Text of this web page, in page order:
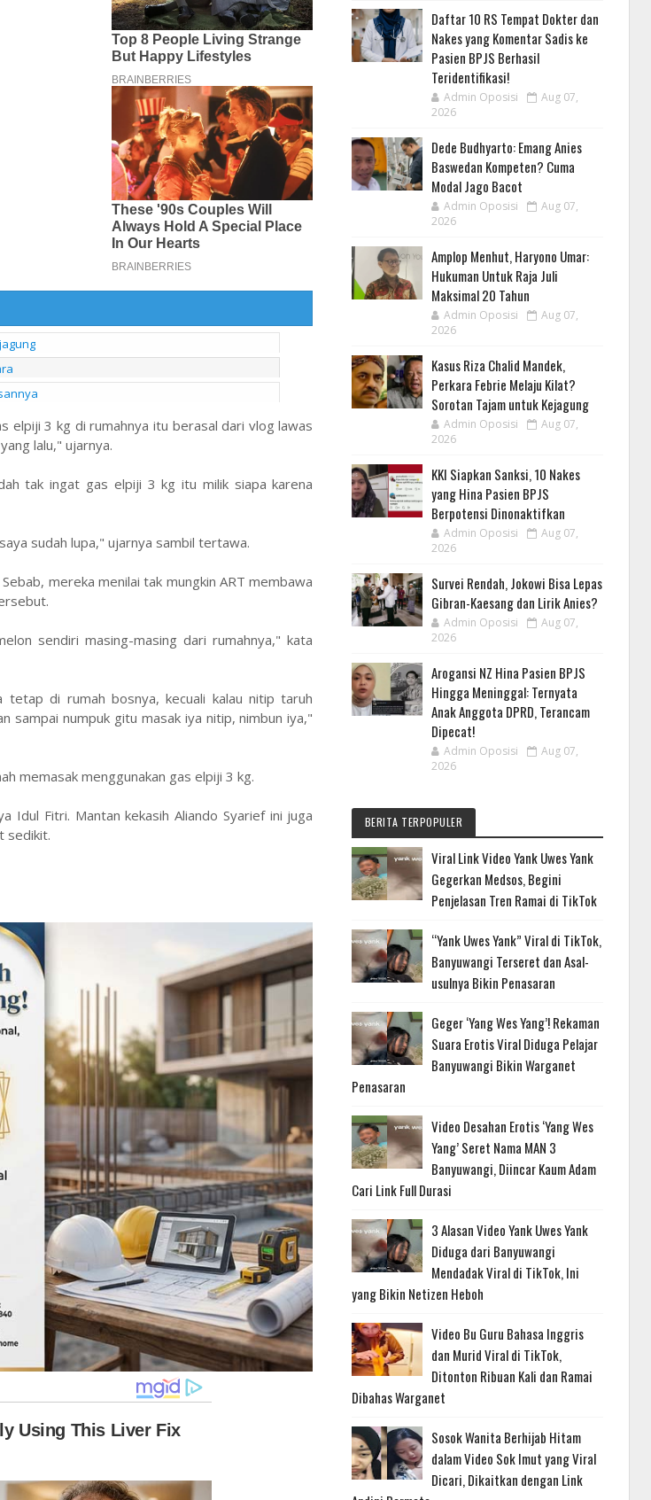
elpiji 3 kg di rumahnya itu berasal dari vlog lawas
lalu," ujarnya.
tak ingat gas elpiji 3 kg itu milik siapa karena
sudah lupa," ujarnya sambil tertawa.
mereka menilai tak mungkin ART membawa
sendiri masing-masing dari rumahnya," kata
tetap di rumah bosnya, kecuali kalau nitip taruh
sampai numpuk gitu masak iya nitip, nimbun iya,"
memasak menggunakan gas elpiji 3 kg.
Idul Fitri. Mantan kekasih Aliando Syarief ini juga
sedikit.
Daftar 10 RS Tempat Dokter dan
Nakes yang Komentar Sadis ke
Pasien BPJS Berhasil
Teridentifikasi!
Admin Oposisi
Aug 07,
2026
Dede Budhyarto: Emang Anies
Baswedan Kompeten? Cuma
Modal Jago Bacot
Admin Oposisi
Aug 07,
2026
Amplop Menhut, Haryono Umar:
Hukuman Untuk Raja Juli
Maksimal 20 Tahun
Admin Oposisi
Aug 07,
2026
Kasus Riza Chalid Mandek,
Perkara Febrie Melaju Kilat?
Sorotan Tajam untuk Kejagung
Admin Oposisi
Aug 07,
2026
KKI Siapkan Sanksi, 10 Nakes
yang Hina Pasien BPJS
Berpotensi Dinonaktifkan
Admin Oposisi
Aug 07,
2026
Survei Rendah, Jokowi Bisa Lepas
Gibran-Kaesang dan Lirik Anies?
Admin Oposisi
Aug 07,
2026
Arogansi NZ Hina Pasien BPJS
Hingga Meninggal: Ternyata
Anak Anggota DPRD, Terancam
Dipecat!
Admin Oposisi
Aug 07,
2026
BERITA TERPOPULER
Viral Link Video Yank Uwes Yank
Gegerkan Medsos, Begini
Penjelasan Tren Ramai di TikTok
“Yank Uwes Yank” Viral di TikTok,
Banyuwangi Terseret dan Asal-
usulnya Bikin Penasaran
Geger ‘Yang Wes Yang’! Rekaman
Suara Erotis Viral Diduga Pelajar
Banyuwangi Bikin Warganet
Penasaran
Video Desahan Erotis ‘Yang Wes
Yang’ Seret Nama MAN 3
Banyuwangi, Diincar Kaum Adam
Cari Link Full Durasi
3 Alasan Video Yank Uwes Yank
Diduga dari Banyuwangi
Mendadak Viral di TikTok, Ini
yang Bikin Netizen Heboh
Video Bu Guru Bahasa Inggris
dan Murid Viral di TikTok,
Ditonton Ribuan Kali dan Ramai
Dibahas Warganet
Sosok Wanita Berhijab Hitam
dalam Video Sok Imut yang Viral
Dicari, Dikaitkan dengan Link